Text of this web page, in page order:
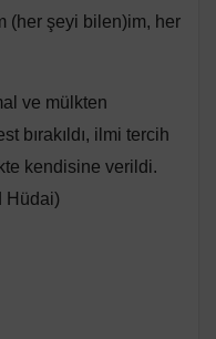
(her şeyi bilen)im, her
ve mülkten
bırakıldı, ilmi tercih
kendisine verildi.
Hüdai)